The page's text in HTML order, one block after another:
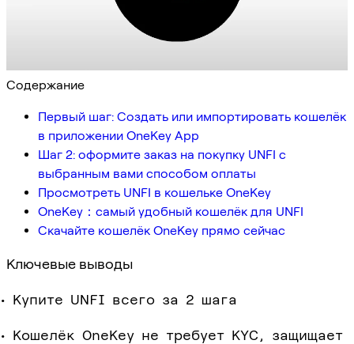
Содержание
Первый шаг: Создать или импортировать кошелёк
в приложении OneKey App
Шаг 2: оформите заказ на покупку UNFI с
выбранным вами способом оплаты
Просмотреть UNFI в кошельке OneKey
OneKey：самый удобный кошелёк для UNFI
Скачайте кошелёк OneKey прямо сейчас
Ключевые выводы
Купите UNFI всего за 2 шага
Кошелёк OneKey не требует KYC, защищает